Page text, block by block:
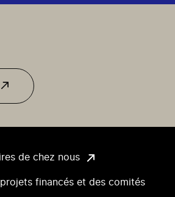
de chez nous
financés et des comités